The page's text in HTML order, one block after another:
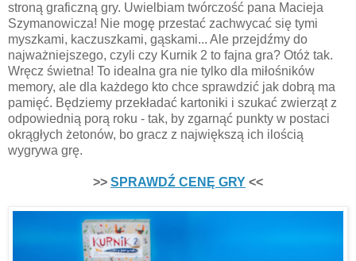
stroną graficzną gry. Uwielbiam twórczość pana Macieja
Szymanowicza! Nie mogę przestać zachwycać się tymi
myszkami, kaczuszkami, gąskami... Ale przejdźmy do
najważniejszego, czyli czy Kurnik 2 to fajna gra? Otóż tak.
Wręcz świetna! To idealna gra nie tylko dla miłośników
memory, ale dla każdego kto chce sprawdzić jak dobrą ma
pamięć. Będziemy przekładać kartoniki i szukać zwierząt z
odpowiednią porą roku - tak, by zgarnąć punkty w postaci
okrągłych żetonów, bo gracz z największą ich ilością
wygrywa grę.
>> SPRAWDŹ CENĘ GRY <<